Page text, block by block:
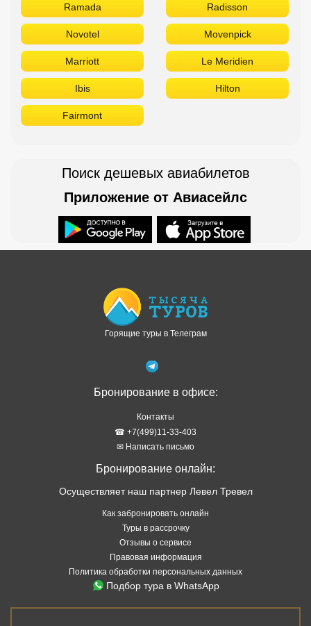
Ramada Radisson
Novotel Movenpick
Marriott Le Meridien
Ibis Hilton
Fairmont
Поиск дешевых авиабилетов
Приложение от Авиасейлс
Горящие туры в Телеграм
Бронирование в офисе:
Контакты
☎ +7(499)11-33-403
✉ Написать письмо
Бронирование онлайн:
Осуществляет наш партнер Левел Тревел
Как забронировать онлайн
Туры в рассрочку
Отзывы о сервисе
Правовая информация
Политика обработки персональных данных
Подбор тура в WhatsApp